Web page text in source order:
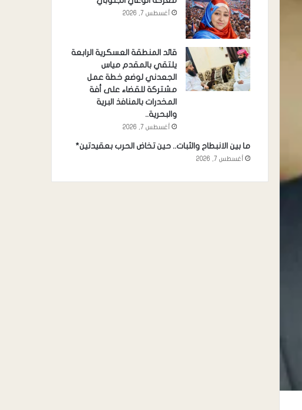
أغسطس 7, 2026
قائد المنطقة العسكرية الرابعة
يلتقي بالمقدم مياس
الجعدني لوضع خطة عمل
مشتركة للقضاء على أفة
المخدرات بالمنافذ البرية
والبحرية..
أغسطس 7, 2026
ما بين الانبطاح والثبات.. حين تخاض الحرب بعقيدتين*
أغسطس 7, 2026